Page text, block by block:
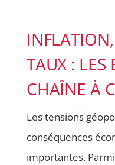
TAUX : LES
CHAÎNE À
Les tensions
conséquences
importantes.